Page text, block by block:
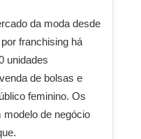
da moda desde
franchising há
unidades
de bolsas e
feminino. Os
modelo de negócio